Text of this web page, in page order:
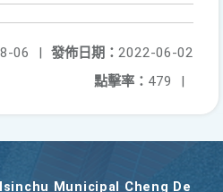
發佈日期： 2022-06-02
06
|
點擊率： 479 |
Municipal Cheng De